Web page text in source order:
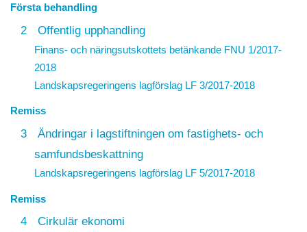
Första behandling
2 Offentlig upphandling
Finans- och näringsutskottets betänkande FNU 1/2017-
2018
Landskapsregeringens lagförslag LF 3/2017-2018
Remiss
3
Ändringar i lagstiftningen om fastighets- och
samfundsbeskattning
Landskapsregeringens lagförslag LF 5/2017-2018
Remiss
4 Cirkulär ekonomi